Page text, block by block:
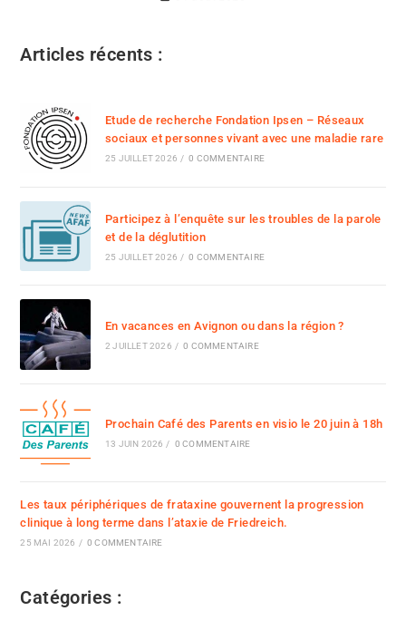
Articles récents :
Etude de recherche Fondation Ipsen – Réseaux
sociaux et personnes vivant avec une maladie rare
25 JUILLET 2026 / 0 COMMENTAIRE
Participez à l’enquête sur les troubles de la parole
et de la déglutition
25 JUILLET 2026 / 0 COMMENTAIRE
En vacances en Avignon ou dans la région ?
2 JUILLET 2026 / 0 COMMENTAIRE
Prochain Café des Parents en visio le 20 juin à 18h
13 JUIN 2026 / 0 COMMENTAIRE
Les taux périphériques de frataxine gouvernent la progression
clinique à long terme dans l’ataxie de Friedreich.
25 MAI 2026 / 0 COMMENTAIRE
Catégories :